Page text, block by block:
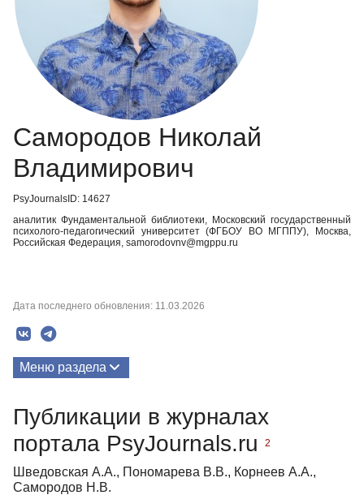
Самородов Николай
Владимирович
PsyJournalsID: 14627
аналитик Фундаментальной библиотеки, Московский государственный
психолого-педагогический университет (ФГБОУ ВО МГППУ), Москва,
Российская Федерация, samorodovnv@mgppu.ru
Дата последнего обновления: 11.03.2026
Меню раздела
Биография
Медиа-материалы
Публикации в журналах
портала PsyJournals.ru
2
Шведовская А.А., Пономарева В.В., Корнеев А.А.,
Самородов Н.В.